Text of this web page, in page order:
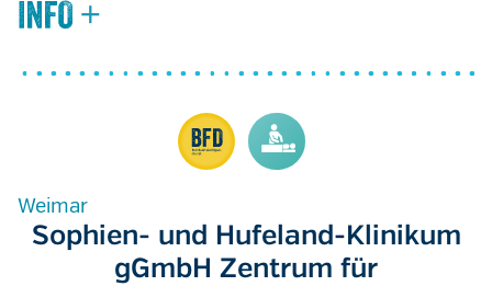
Weimar
Sophien- und Hufeland-Klinikum
gGmbH Zentrum für